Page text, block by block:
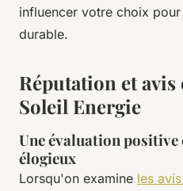
influencer votre choix
durable.
Réputation et
Soleil Energie
Une évaluation positive
élogieux
Lorsqu'on examine les